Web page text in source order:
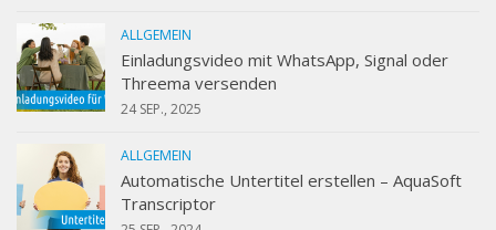
ALLGEMEIN
Einladungsvideo mit WhatsApp, Signal oder
Threema versenden
24 SEP., 2025
ALLGEMEIN
Automatische Untertitel erstellen – AquaSoft
Transcriptor